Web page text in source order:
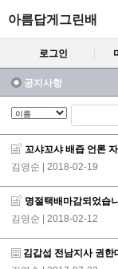
아름답게그린배
로그인
공지사항
꼬샤꼬샤 배즙 언론
김영순 | 2018-02-19
명절택배마감되었습
김영순 | 2018-02-12
김갑섭 전남지사 권